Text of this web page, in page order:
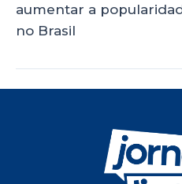
aumentar a
no Brasil